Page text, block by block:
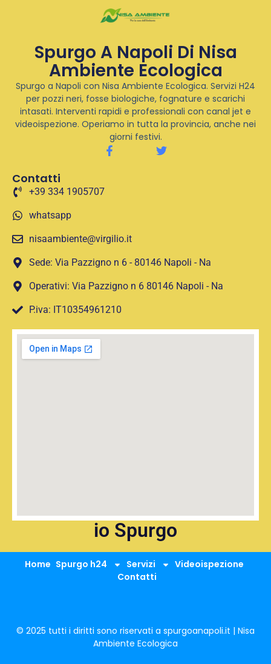
Spurgo A Napoli Di Nisa
Ambiente Ecologica
Spurgo a Napoli con Nisa Ambiente Ecologica. Servizi H24
per pozzi neri, fosse biologiche, fognature e scarichi
intasati. Interventi rapidi e professionali con canal jet e
videoispezione. Operiamo in tutta la provincia, anche nei
giorni festivi.
Contatti
+39 334 1905707
whatsapp
nisaambiente@virgilio.it
Sede: Via Pazzigno n 6 - 80146 Napoli - Na
Operativi: Via Pazzigno n 6 80146 Napoli - Na
P.iva: IT10354961210
io Spurgo
Home Spurgo h24 Servizi
Videoispezione
Contatti
© 2025 tutti i diritti sono riservati a spurgoanapoli.it | Nisa
Ambiente Ecologica